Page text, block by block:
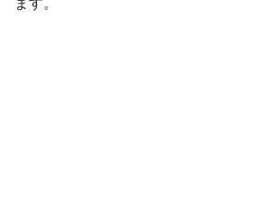
ます。